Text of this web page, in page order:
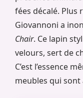
fées décalé. Plus
Giovannoni a
Chair. Ce lapin
velours, sert de
C’est l’essence
meubles qui